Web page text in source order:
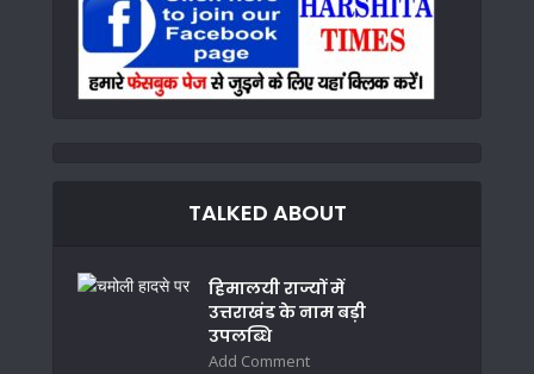
TALKED ABOUT
हिमालयी राज्यों में
उत्तराखंड के नाम बड़ी
उपलब्धि
Add Comment